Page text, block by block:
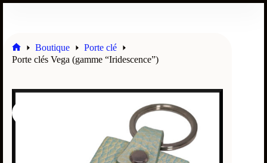
Boutique
Porte clé
Porte clés Vega (gamme “Iridescence”)